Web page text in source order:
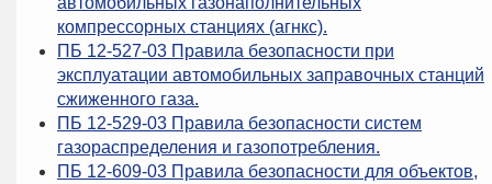
компрессорных станциях (агнкс).
ПБ 12-527-03 Правила безопасности при
эксплуатации автомобильных заправочных станций
сжиженного газа.
ПБ 12-529-03 Правила безопасности систем
газораспределения и газопотребления.
ПБ 12-609-03 Правила безопасности для объектов,